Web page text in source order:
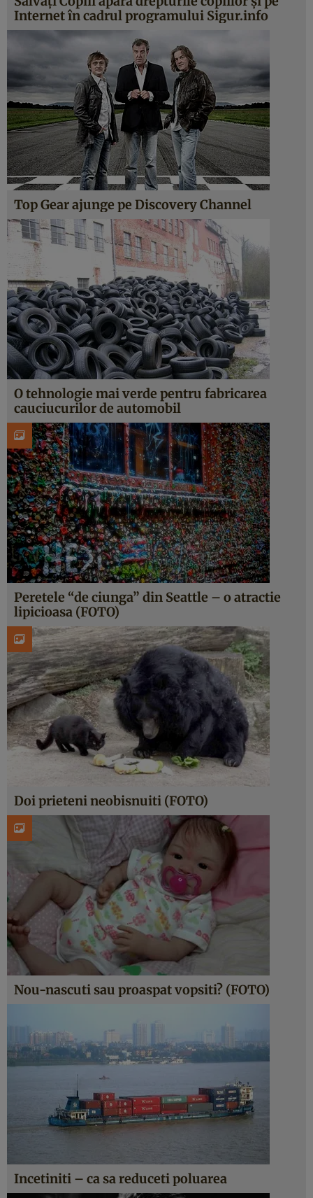
Internet în cadrul programului Sigur.info
Top Gear ajunge pe Discovery Channel
O tehnologie mai verde pentru fabricarea
cauciucurilor de automobil
Peretele “de ciunga” din Seattle – o atractie
lipicioasa (FOTO)
Doi prieteni neobisnuiti (FOTO)
Nou-nascuti sau proaspat vopsiti? (FOTO)
Incetiniti – ca sa reduceti poluarea